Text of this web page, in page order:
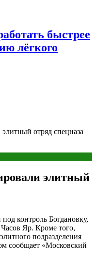
быстрее
лёгкого
отряд спецназа
элитный
контроль Богдановку,
Яр. Кроме того,
подразделения
сообщает «Московский